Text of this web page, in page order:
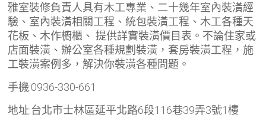
雅室裝修負責人具有木工專業、二十幾年室內裝潢經
驗、室內裝潢相關工程、統包裝潢工程、木工各種天
花板、木作櫥櫃、 提供詳實裝潢價目表。不論住家或
店面裝潢、辦公室各種規劃裝潢，套房裝潢工程，施
工裝潢案例多，解決你裝潢各種問題。
手機:0936-330-661
地址:台北市士林區延平北路6段116巷39弄3號1樓